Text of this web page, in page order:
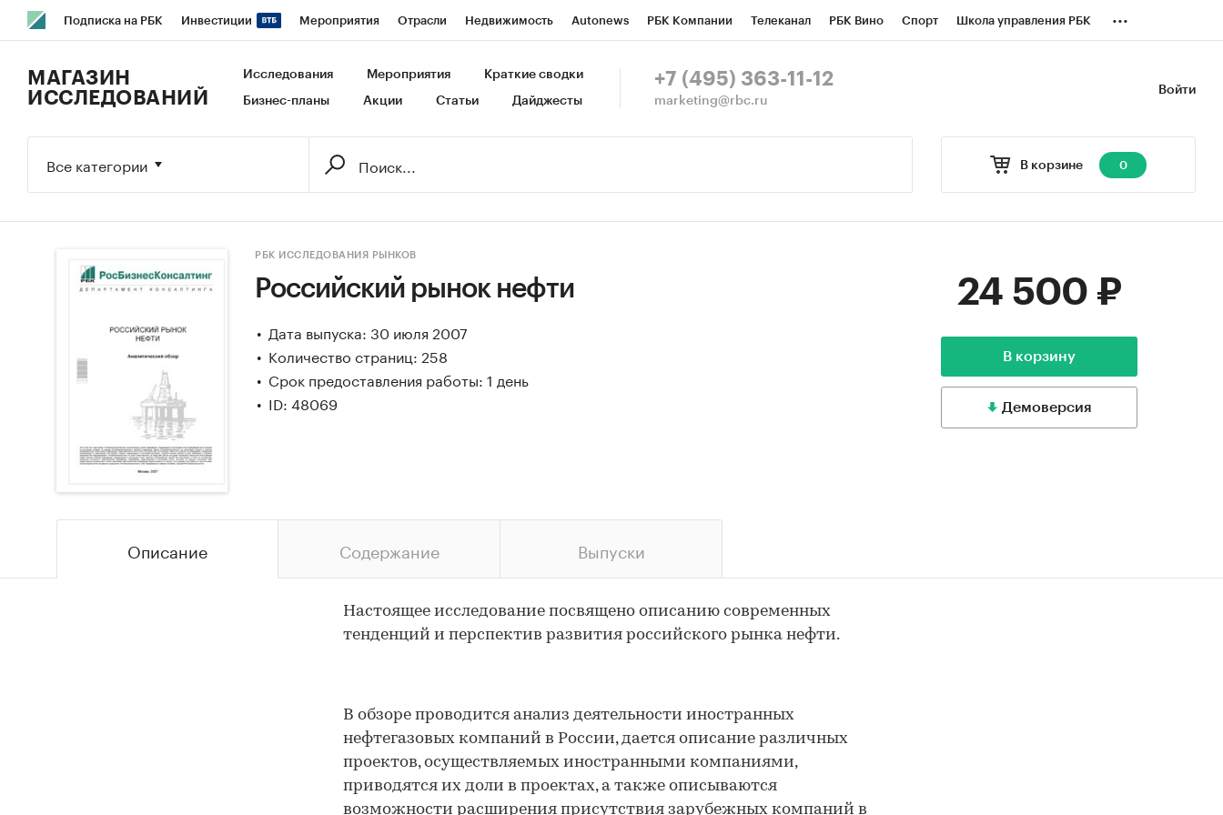
Подписка на РБК Инвестиции Мероприятия Отрасли Недвижимость Autonews РБК Компании Телеканал РБК Вино Спорт Школа управления РБК
Исследования Кредитные рейтинги Франшизы Газета Спецпроекты СПб Конференции СПб Спецпроекты
...
Войти
МАГАЗИН
ИССЛЕДОВАНИЙ
Исследования Мероприятия Краткие сводки
Бизнес-планы Акции Статьи Дайджесты
+7 (495) 363-11-12
marketing@rbc.ru
В корзине 0
Все категории
РБК ИССЛЕДОВАНИЯ РЫНКОВ
Российский рынок нефти
Дата выпуска: 30 июля 2007
Количество страниц: 258
Срок предоставления работы: 1 день
ID: 48069
24 500 ₽
В корзину
Демоверсия
Описание Содержание Выпуски
Настоящее исследование посвящено описанию современных
тенденций и перспектив развития российского рынка нефти.
В обзоре проводится анализ деятельности иностранных
нефтегазовых компаний в России, дается описание различных
проектов, осуществляемых иностранными компаниями,
приводятся их доли в проектах, а также описываются
возможности расширения присутствия зарубежных компаний в